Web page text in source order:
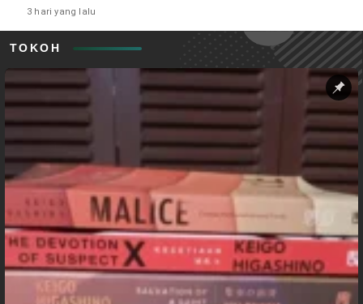
3 hari yang lalu
TOKOH